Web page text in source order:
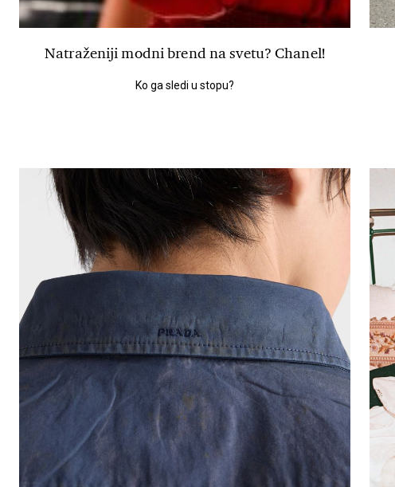
Natraženiji modni brend na svetu? Chanel!
Ko ga sledi u stopu?